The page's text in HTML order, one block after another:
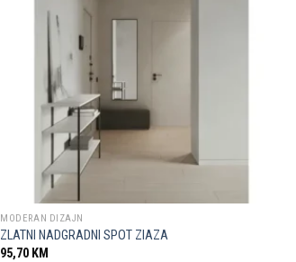
MODERAN DIZAJN
ZLATNI NADGRADNI SPOT ZIAZA
95,70 KM